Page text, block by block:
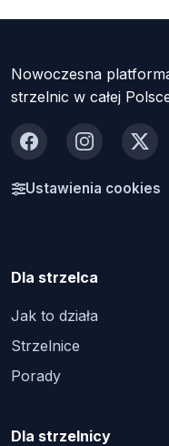
Nowoczesna
strzelnic w całej
FacebookInstagram
X
Ustawienia cookies
Dla strzelca
Jak to działa
Strzelnice
Porady
Dla strzelnicy